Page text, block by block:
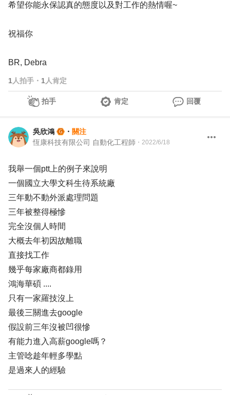
希望你能永保認真的態度以及對工作的熱情喔~
祝福你
BR, Debra
1 人拍手 ・ 1 人肯定
拍手 肯定 回覆
吳欣鴻 ・ 關注
恆康科技有限公司 自動化工程師 ・ 2022/6/18
我舉一個ptt上的例子來說明
一個國立大學文科生待系統廠
三年動不動外派處理問題
三年被整得極慘
完全沒個人時間
大概去年初因故離職
直接找工作
幾乎每家廠商都錄用
鴻海華碩 ....
只有一家羅技沒上
最後三關進去google
假設前三年沒被凹很慘
有能力進入高薪google嗎？
主管唸趁年輕多學點
是過來人的經驗